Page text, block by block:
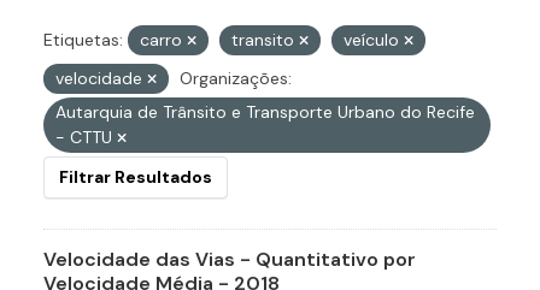
Etiquetas: carro transito
veículo
velocidade
Organizações:
Autarquia de Trânsito e Transporte Urbano do Recife
- CTTU
Filtrar Resultados
Velocidade das Vias - Quantitativo por
Velocidade Média - 2018